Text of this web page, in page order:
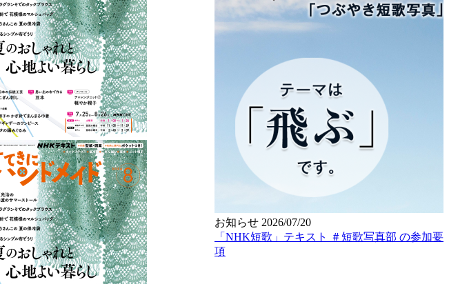
お知らせ 2026/07/20
「NHK短歌」テキスト ＃短歌写真部 の参加要
項